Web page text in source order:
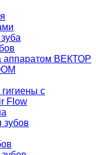
аппаратом ВЕКТОР
с
Flow
зубов